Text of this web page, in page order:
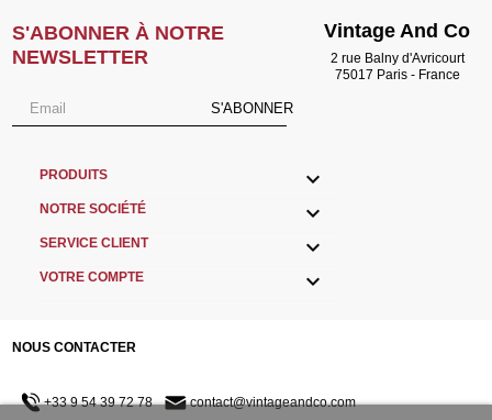
S'ABONNER À NOTRE
NEWSLETTER
S'ABONNER
PRODUITS 
NOTRE SOCIÉTÉ 
SERVICE CLIENT 
VOTRE COMPTE 
Vintage And Co
2 rue Balny d'Avricourt
75017 Paris - France
NOUS CONTACTER
+33 9 54 39 72 78 contact@vintageandco.com